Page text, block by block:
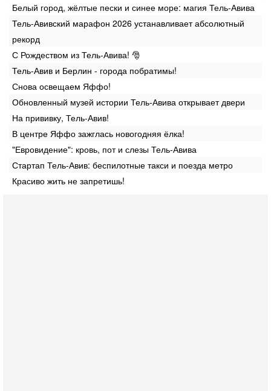
Белый город, жёлтые пески и синее море: магия Тель-Авива
Тель-Авивский марафон 2026 устанавливает абсолютный
рекорд
С Рождеством из Тель-Авива! 🎅
Тель-Авив и Берлин - города побратимы!
Снова освещаем Яффо!
Обновленный музей истории Тель-Авива открывает двери
На прививку, Тель-Авив!
В центре Яффо зажглась новогодняя ёлка!
"Евровидение": кровь, пот и слезы Тель-Авива
Стартап Тель-Авив: беспилотные такси и поезда метро
Красиво жить не запретишь!